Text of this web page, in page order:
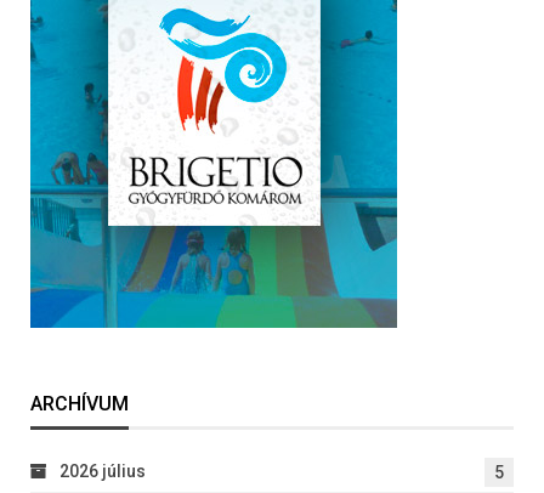
ARCHÍVUM
2026 július 5